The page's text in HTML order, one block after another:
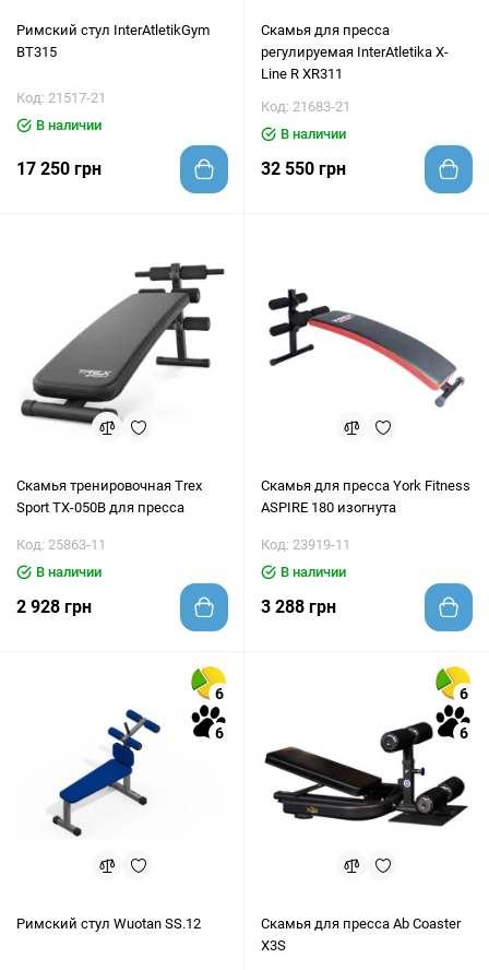
Римский стул InterAtletikGym
BT315
Код: 21517-21
В наличии
17 250 грн
Скамья для пресса
регулируемая InterAtletika X-
Line R XR311
Код: 21683-21
В наличии
32 550 грн
Скамья тренировочная Trex
Sport TX-050B для пресса
Код: 25863-11
В наличии
2 928 грн
Скамья для пресса York Fitness
ASPIRE 180 изогнута
Код: 23919-11
В наличии
3 288 грн
6
6
Римский стул Wuotan SS.12
6
6
Скамья для пресса Ab Coaster
X3S